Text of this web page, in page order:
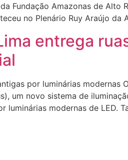
Fundação Amazonas de Alto
no Plenário Ruy Araújo da
entrega
por luminárias modernas
um novo sistema de
luminárias modernas de LED.